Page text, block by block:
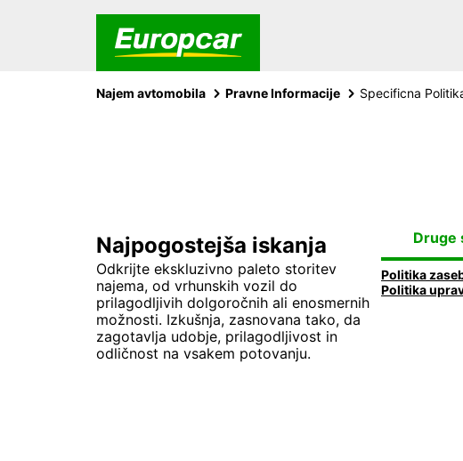
Najem avtomobila Pravne Informacije Specificna
Najpogostejša iskanja
Odkrijte ekskluzivno paleto storitev
najema, od vrhunskih vozil do
prilagodljivih dolgoročnih ali enosmernih
možnosti. Izkušnja, zasnovana tako, da
zagotavlja udobje, prilagodljivost in
odličnost na vsakem potovanju.
Druge
Politika